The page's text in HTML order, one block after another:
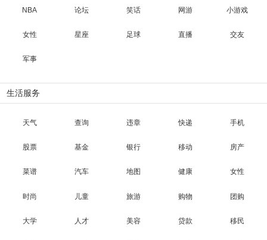
NBA 论坛 笑话 网游 小游戏
女性 星座 足球 直播 交友
军事
生活服务
天气 查询 违章 快递 手机
股票 基金 银行 移动 房产
菜谱 汽车 地图 健康 女性
时尚 儿童 旅游 购物 团购
大学 人才 美容 贷款 移民